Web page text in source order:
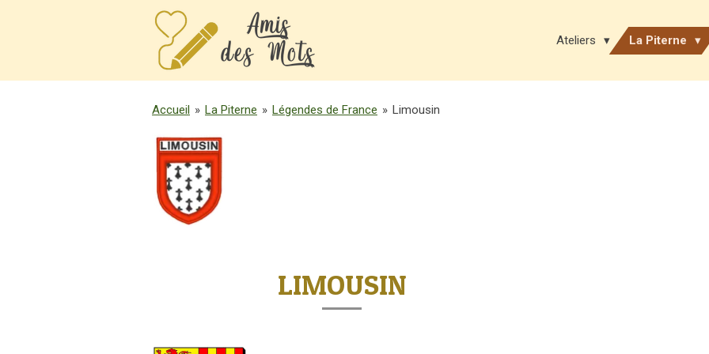
Ateliers La Piterne
Accueil » La Piterne » Légendes de France » Limousin
LIMOUSIN